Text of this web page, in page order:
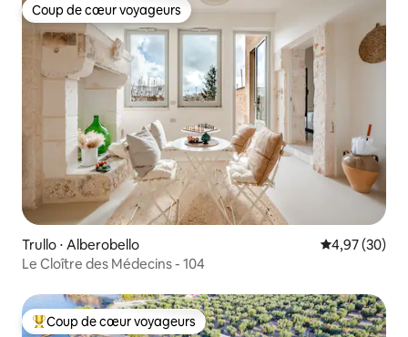
Coup de cœur voyageurs
Coup de cœur voyageurs
Trullo ⋅ Alberobello Évaluation
4,97 (30)
Le Cloître des Médecins - 104
Coups de cœur voyageurs les plus appréciés
Coup de cœur voyageurs